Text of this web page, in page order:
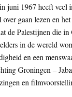
juni 1967 heeft veel
gaan lezen en
de Palestijnen die in
in de wereld
en een
Groningen –
en